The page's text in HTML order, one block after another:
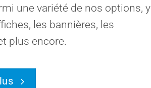
une variété de nos options, y
les bannières, les
plus encore.